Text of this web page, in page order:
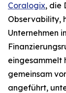
Coralogix, die
Observability,
Unternehmen
eingesammelt
gemeinsam
angeführt,